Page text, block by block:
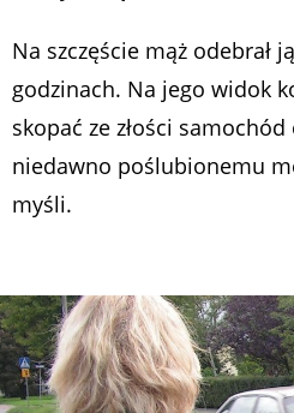
Na szczęście mąż odebrał
godzinach. Na jego widok
skopać ze złości
niedawno poślubionemu
myśli.